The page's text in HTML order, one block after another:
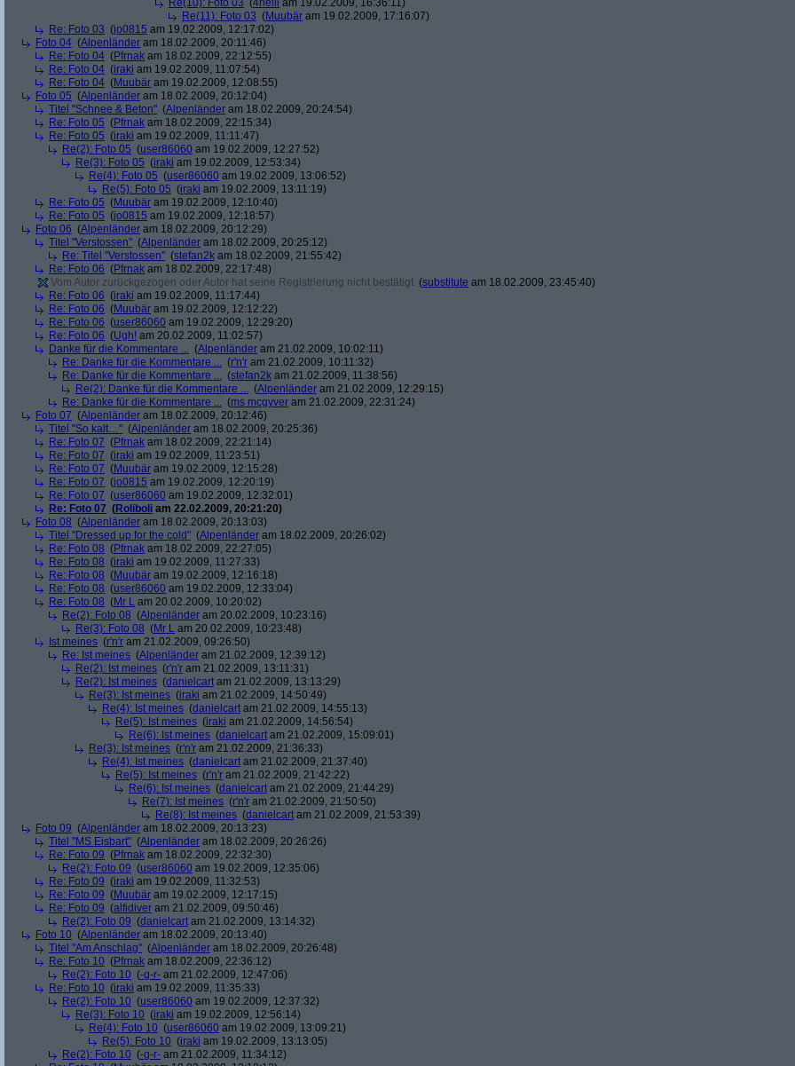
Re(10): Foto 03 (4helli am 19.02.2009, 16:36:11)
Re(11): Foto 03 (Muubär am 19.02.2009, 17:16:07)
Re: Foto 03 (jo0815 am 19.02.2009, 12:17:02)
Foto 04 (Alpenländer am 18.02.2009, 20:11:46)
Re: Foto 04 (Pfrnak am 18.02.2009, 22:12:55)
Re: Foto 04 (iraki am 19.02.2009, 11:07:54)
Re: Foto 04 (Muubär am 19.02.2009, 12:08:55)
Foto 05 (Alpenländer am 18.02.2009, 20:12:04)
Titel "Schnee & Beton" (Alpenländer am 18.02.2009, 20:24:54)
Re: Foto 05 (Pfrnak am 18.02.2009, 22:15:34)
Re: Foto 05 (iraki am 19.02.2009, 11:11:47)
Re(2): Foto 05 (user86060 am 19.02.2009, 12:27:52)
Re(3): Foto 05 (iraki am 19.02.2009, 12:53:34)
Re(4): Foto 05 (user86060 am 19.02.2009, 13:06:52)
Re(5): Foto 05 (iraki am 19.02.2009, 13:11:19)
Re: Foto 05 (Muubär am 19.02.2009, 12:10:40)
Re: Foto 05 (jo0815 am 19.02.2009, 12:18:57)
Foto 06 (Alpenländer am 18.02.2009, 20:12:29)
Titel "Verstossen" (Alpenländer am 18.02.2009, 20:25:12)
Re: Titel "Verstossen" (stefan2k am 18.02.2009, 21:55:42)
Re: Foto 06 (Pfrnak am 18.02.2009, 22:17:48)
Vom Autor zurückgezogen oder Autor hat seine Registrierung nicht bestätigt (substitute am 18.02.2009, 23:45:40)
Re: Foto 06 (iraki am 19.02.2009, 11:17:44)
Re: Foto 06 (Muubär am 19.02.2009, 12:12:22)
Re: Foto 06 (user86060 am 19.02.2009, 12:29:20)
Re: Foto 06 (Ugh! am 20.02.2009, 11:02:57)
Danke für die Kommentare ... (Alpenländer am 21.02.2009, 10:02:11)
Re: Danke für die Kommentare ... (r'n'r am 21.02.2009, 10:11:32)
Re: Danke für die Kommentare ... (stefan2k am 21.02.2009, 11:38:56)
Re(2): Danke für die Kommentare ... (Alpenländer am 21.02.2009, 12:29:15)
Re: Danke für die Kommentare ... (ms mcgyver am 21.02.2009, 22:31:24)
Foto 07 (Alpenländer am 18.02.2009, 20:12:46)
Titel "So kalt…" (Alpenländer am 18.02.2009, 20:25:36)
Re: Foto 07 (Pfrnak am 18.02.2009, 22:21:14)
Re: Foto 07 (iraki am 19.02.2009, 11:23:51)
Re: Foto 07 (Muubär am 19.02.2009, 12:15:28)
Re: Foto 07 (jo0815 am 19.02.2009, 12:20:19)
Re: Foto 07 (user86060 am 19.02.2009, 12:32:01)
Re: Foto 07 (Roliboli am 22.02.2009, 20:21:20)
Foto 08 (Alpenländer am 18.02.2009, 20:13:03)
Titel "Dressed up for the cold" (Alpenländer am 18.02.2009, 20:26:02)
Re: Foto 08 (Pfrnak am 18.02.2009, 22:27:05)
Re: Foto 08 (iraki am 19.02.2009, 11:27:33)
Re: Foto 08 (Muubär am 19.02.2009, 12:16:18)
Re: Foto 08 (user86060 am 19.02.2009, 12:33:04)
Re: Foto 08 (Mr L am 20.02.2009, 10:20:02)
Re(2): Foto 08 (Alpenländer am 20.02.2009, 10:23:16)
Re(3): Foto 08 (Mr L am 20.02.2009, 10:23:48)
Ist meines (r'n'r am 21.02.2009, 09:26:50)
Re: Ist meines (Alpenländer am 21.02.2009, 12:39:12)
Re(2): Ist meines (r'n'r am 21.02.2009, 13:11:31)
Re(2): Ist meines (danielcart am 21.02.2009, 13:13:29)
Re(3): Ist meines (iraki am 21.02.2009, 14:50:49)
Re(4): Ist meines (danielcart am 21.02.2009, 14:55:13)
Re(5): Ist meines (iraki am 21.02.2009, 14:56:54)
Re(6): Ist meines (danielcart am 21.02.2009, 15:09:01)
Re(3): Ist meines (r'n'r am 21.02.2009, 21:36:33)
Re(4): Ist meines (danielcart am 21.02.2009, 21:37:40)
Re(5): Ist meines (r'n'r am 21.02.2009, 21:42:22)
Re(6): Ist meines (danielcart am 21.02.2009, 21:44:29)
Re(7): Ist meines (r'n'r am 21.02.2009, 21:50:50)
Re(8): Ist meines (danielcart am 21.02.2009, 21:53:39)
Foto 09 (Alpenländer am 18.02.2009, 20:13:23)
Titel "MS Eisbart" (Alpenländer am 18.02.2009, 20:26:26)
Re: Foto 09 (Pfrnak am 18.02.2009, 22:32:30)
Re(2): Foto 09 (user86060 am 19.02.2009, 12:35:06)
Re: Foto 09 (iraki am 19.02.2009, 11:32:53)
Re: Foto 09 (Muubär am 19.02.2009, 12:17:15)
Re: Foto 09 (alfidiver am 21.02.2009, 09:50:46)
Re(2): Foto 09 (danielcart am 21.02.2009, 13:14:32)
Foto 10 (Alpenländer am 18.02.2009, 20:13:40)
Titel "Am Anschlag" (Alpenländer am 18.02.2009, 20:26:48)
Re: Foto 10 (Pfrnak am 18.02.2009, 22:36:12)
Re(2): Foto 10 (-g-r- am 21.02.2009, 12:47:06)
Re: Foto 10 (iraki am 19.02.2009, 11:35:33)
Re(2): Foto 10 (user86060 am 19.02.2009, 12:37:32)
Re(3): Foto 10 (iraki am 19.02.2009, 12:56:14)
Re(4): Foto 10 (user86060 am 19.02.2009, 13:09:21)
Re(5): Foto 10 (iraki am 19.02.2009, 13:13:05)
Re(2): Foto 10 (-g-r- am 21.02.2009, 11:34:12)